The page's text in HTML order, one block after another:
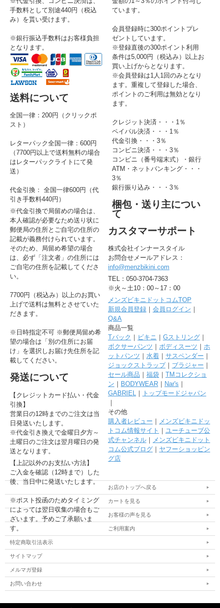
手数料として別途440円（税込
み）を貰い受けます。
※銀行振込手数料はお客様負担
となります。
送料について
全国一律：200円（クリックポ
スト）
レターパック全国一律：600円
（7700円以上で送料無料の場合
はレターパックライトにて発
送）
代金引換： 全国一律600円（代
引き手数料440円）
※代金引換で局留めの場合は、
本人確認が必要なため送り状に
郵便局の住所とご自宅の住所の
記載が義務付けられています。
そのため、局留め希望の場合
は、必ず「注文者」の住所には
ご自宅の住所を記載してくださ
い。
7700円（税込み）以上のお買い
上げで送料は無料とさせていた
だきます。
※日時指定不可 ※郵便局留め希
望の場合は「別の住所にお届
け」を選択しお届け先住所を記
載してください。
発送について
【クレジットカード払い・代金
引換】
営業日の12時までのご注文は当
日発送いたします。
※代金引き換えで金曜日夕方～
土曜日のご注文は翌月曜日の発
送となります。
【上記以外のお支払い方法】
ご入金を確認（12時まで）した
後、当日中に発送いたします。
※ポスト投函のためタイミング
によっては翌日収集の場合もご
ざいます。予めご了承願いま
す。
ています。
会員登録時に300ポイントプレ
ゼントしています。
※登録直後の300ポイント利用
条件は5,000円（税込み）以上お
買い上げからとなります。
※会員登録は1人1回のみとなり
ます。重複して登録した場合、
ポイントのご利用は無効となり
ます。
クレジット決済・・・1％
ペイパル決済・・・1％
代金引換・・・3％
コンビニ決済・・・3％
コンビニ（番号端末式）・銀行
ATM・ネットバンキング・・・
3％
銀行振り込み・・・3％
梱包・送り主につい
て
カスタマーサポート
株式会社インナースタイル
お問合せメールアドレス：
info@menzbikini.com
TEL：050-3704-7363
※火～土10：00～17：00
メンズビキニドットコムTOP
新規会員登録｜ 会員ログイン ｜
Q&A
商品一覧
Tバック ｜ ビキニ ｜ Gストリング｜
ボクサーパンツ ｜ ボディスーツ ｜ ホ
ットパンツ ｜ 水着｜ サスペンダー ｜
ジョックストラップ｜ ブラジャー ｜
セール商品 ｜ 福袋｜ TMコレクショ
ン ｜ BODYWEAR｜ Nar's ｜
GABRIEL｜
トップモードジャパン
｜
その他
購入者レビュー ｜ メンズビキニドッ
トコム情報サイト ｜ ユーチューブ公
式チャンネル｜ メンズビキニドット
コム公式ブログ｜ ヤフーショッピン
グ店
お店のトップへ戻る
カートを見る
お客様の声を見る
ご利用案内
特定商取引法表示
サイトマップ
メルマガ登録
お問い合わせ